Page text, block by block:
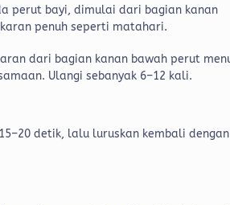
perut bayi, dimulai dari bagian kanan
penuh seperti matahari.
dari bagian kanan bawah perut
Ulangi sebanyak 6–12 kali.
detik, lalu luruskan kembali dengan